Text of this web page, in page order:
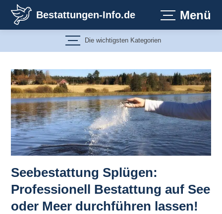
Inhalt
springen
Bestattungen-Info.de Menü
Die wichtigsten Kategorien
Seebestattung Splügen:
Professionell Bestattung auf See
oder Meer durchführen lassen!